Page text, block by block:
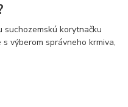
korytnačku
výberom správneho krmiva,